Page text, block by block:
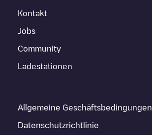
Kontakt
Jobs
Community
Ladestationen
Allgemeine Geschäftsbedingungen
Datenschutzrichtlinie